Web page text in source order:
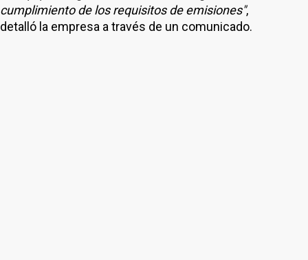
cumplimiento de los requisitos de emisiones",
detalló la empresa a través de un comunicado.